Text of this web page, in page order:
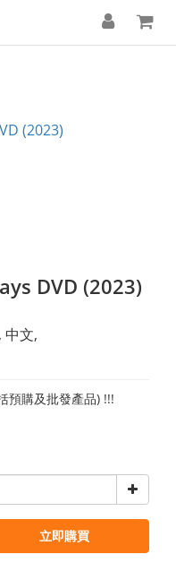
DVD (2023)
中文,
預購及批發產品) !!!
立即購買